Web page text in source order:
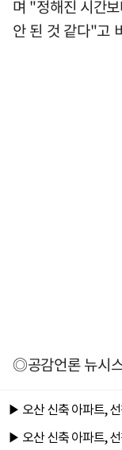
며 "정해진 시간
안 된 것 같다"고
◎공감언론 뉴시